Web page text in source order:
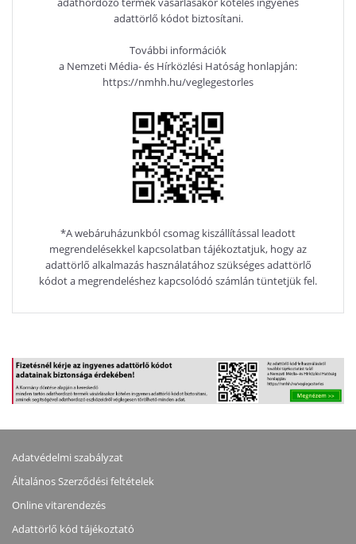
adattörlő kódot biztosítani.
További információk
a Nemzeti Média- és Hírközlési Hatóság honlapján:
https://nmhh.hu/veglegestorles
*A webáruházunkból csomag kiszállítással leadott
megrendelésekkel kapcsolatban tájékoztatjuk, hogy az
adattörlő alkalmazás használatához szükséges adattörlő
kódot a megrendeléshez kapcsolódó számlán tüntetjük fel.
Adatvédelmi szabályzat
Általános Szerződési feltételek
Online vitarendezés
Adattörlő kód tájékoztató